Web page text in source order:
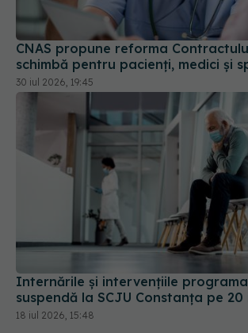
CNAS propune reforma
schimbă pentru pacienți, medici și
30 iul 2026, 19:45
Internările și intervențiile
suspendă la SCJU Constanța pe 20
18 iul 2026, 15:48